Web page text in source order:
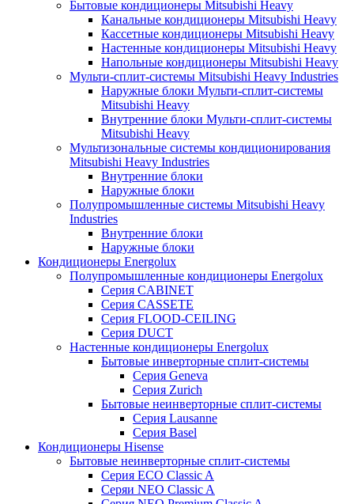
Бытовые кондиционеры Mitsubishi Heavy
Канальные кондиционеры Mitsubishi Heavy
Кассетные кондиционеры Mitsubishi Heavy
Настенные кондиционеры Mitsubishi Heavy
Напольные кондиционеры Mitsubishi Heavy
Мульти-сплит-системы Mitsubishi Heavy Industries
Наружные блоки Мульти-сплит-системы
Mitsubishi Heavy
Внутренние блоки Мульти-сплит-системы
Mitsubishi Heavy
Мультизональные системы кондиционирования
Mitsubishi Heavy Industries
Внутренние блоки
Наружные блоки
Полупромышленные системы Mitsubishi Heavy
Industries
Внутренние блоки
Наружные блоки
Кондиционеры Energolux
Полупромышленные кондиционеры Energolux
Серия CABINET
Серия CASSETE
Серия FLOOD-CEILING
Серия DUCT
Настенные кондиционеры Energolux
Бытовые инверторные сплит-системы
Серия Geneva
Серия Zurich
Бытовые неинверторные сплит-системы
Серия Lausanne
Серия Basel
Кондиционеры Hisense
Бытовые неинверторные сплит-системы
Серия ECO Classic A
Серяи NEO Classic A